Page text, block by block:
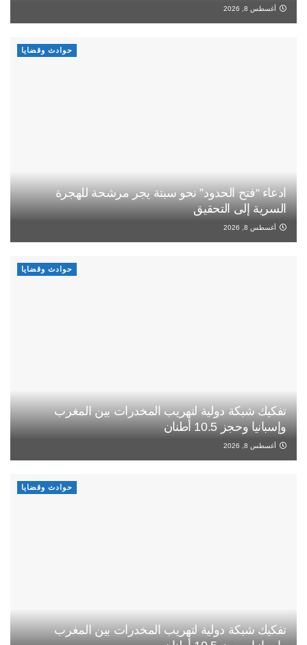
أغسطس 8, 2026
حوادث وقضايا
ادعاء “فتح الحدود” نحو سبتة يجر مرشحة للهجرة
السرية إلى التحقيق
أغسطس 8, 2026
حوادث وقضايا
تفكيك شبكة دولية لتهريب المخدرات بين المغرب
وإسبانيا وحجز 10.5 أطنان
أغسطس 8, 2026
حوادث وقضايا
تفكيك شبكة دولية لتهريب المخدرات بين المغرب